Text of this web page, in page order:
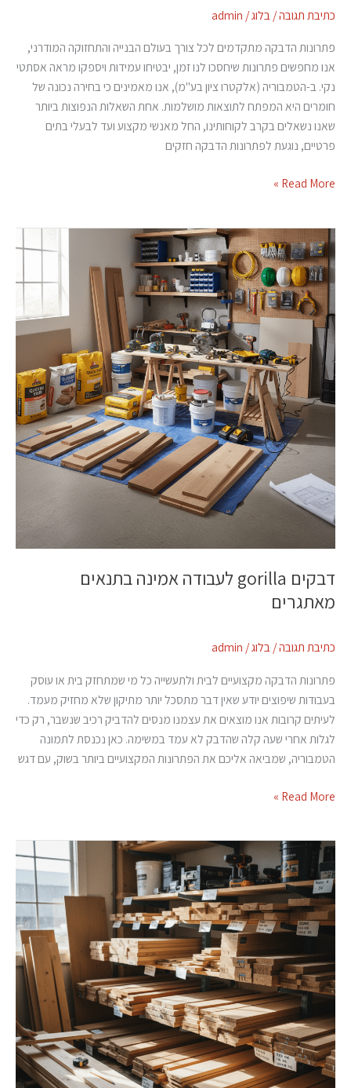
כתיבת תגובה/ בלוג/
admin
פתרונות הדבקה מתקדמים לכל צורך בעולם הבנייה והתחזוקה המודרני,
אנו מחפשים פתרונות שיחסכו לנו זמן, יבטיחו עמידות ויספקו מראה אסתטי
נקי. ב-הטמבוריה (אלקטרו ציון בע"מ), אנו מאמינים כי בחירה נכונה של
חומרים היא המפתח לתוצאות מושלמות. אחת השאלות הנפוצות ביותר
שאנו נשאלים בקרב לקוחותינו, החל מאנשי מקצוע ועד לבעלי בתים
פרטיים, נוגעת לפתרונות הדבקה חזקים
Read More »
דבקים gorilla לעבודה אמינה בתנאים
מאתגרים
כתיבת תגובה/ בלוג/
admin
פתרונות הדבקה מקצועיים לבית ולתעשייה כל מי שמתחזק בית או עוסק
בעבודות שיפוצים יודע שאין דבר מתסכל יותר מתיקון שלא מחזיק מעמד.
לעיתים קרובות אנו מוצאים את עצמנו מנסים להדביק רכיב שנשבר, רק כדי
לגלות אחרי שעה קלה שהדבק לא עמד במשימה. כאן נכנסת לתמונה
הטמבוריה, שמביאה אליכם את הפתרונות המקצועיים ביותר בשוק, עם דגש
דבקים
gorilla
לעבודה
אמינה
בתנאים
מאתגרים
Read More »
דבקי
gorilla
–
פתרונות
הדבקה
לכל
שימוש